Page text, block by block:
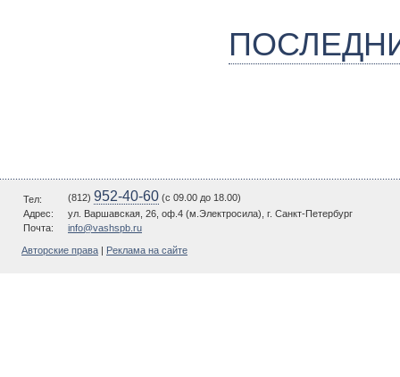
Тел: (812) 952-40-60 (c 09.00 до 18.00)
Адрес:
ул. Варшавская, 26, оф.4 (м.Электросила), г. Санкт-Петербург
Почта:
info@vashspb.ru
Авторские права Реклама на сайте